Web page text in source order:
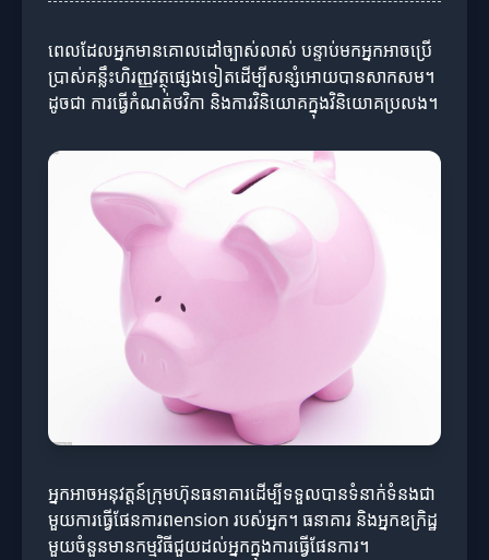
ពេលដែលអ្នកមានគោលដៅច្បាស់លាស់ បន្ទាប់មកអ្នកអាចប្រើ
ប្រាស់គន្លឹះហិរញ្ញវត្ថុផ្សេងទៀតដើម្បីសន្សំអោយបានសាកសម។
ដូចជា ការធ្វើកំណត់ថវិកា និងការវិនិយោគក្នុងវិនិយោគប្រលង។
អ្នកអាចអនុវត្តន៍ក្រុមហ៊ុនធនាគារដើម្បីទទួលបានទំនាក់ទំនងជា
មួយការធ្វើផែនការពension របស់អ្នក។ ធនាគារ និងអ្នកឧក្រិដ្ឋ
មួយចំនួនមានកម្មវិធីជួយដល់អ្នកក្នុងការធ្វើផែនការ។